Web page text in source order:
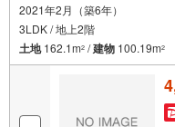
2021年2月（築6年）
3LDK / 地上2階
土地162.1m2 /建物 100.19m2